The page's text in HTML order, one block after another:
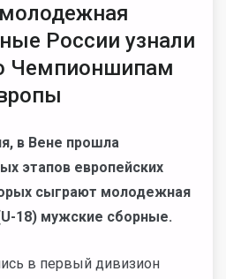
России узнали
Чемпионшипам
в Вене прошла
этапов европейских
сыграют молодежная
U-18) мужские сборные.
в первый дивизион